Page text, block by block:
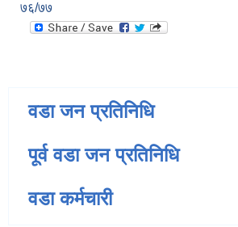
७६/७७
वडा जन प्रतिनिधि
पूर्व वडा जन प्रतिनिधि
वडा कर्मचारी